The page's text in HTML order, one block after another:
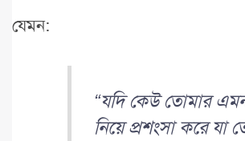
যেমন:
“যদি কেউ তোমার
নিয়ে প্রশংসা করে যা